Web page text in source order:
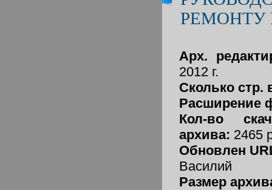
РЕМОНТУ
Арх.
2012 г.
Сколько стр.
Расширение
Кол-во
архива: 2465
Обновлен
Василий
Размер